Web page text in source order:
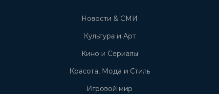
Новости & СМИ
Культура и Арт
Кино и Сериалы
Красота, Мода и Стиль
Игровой мир